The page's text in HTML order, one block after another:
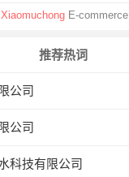
Xiaomuchong E-
公司
公司
科技有限公司
推荐热词